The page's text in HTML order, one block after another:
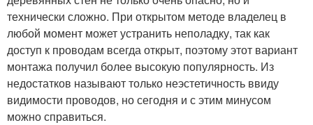
технически сложно. При открытом методе владелец в
любой момент может устранить неполадку, так как
доступ к проводам всегда открыт, поэтому этот вариант
монтажа получил более высокую популярность. Из
недостатков называют только неэстетичность ввиду
видимости проводов, но сегодня и с этим минусом
можно справиться.